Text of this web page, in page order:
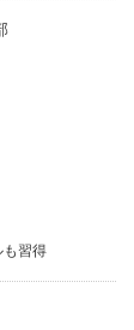
も習得